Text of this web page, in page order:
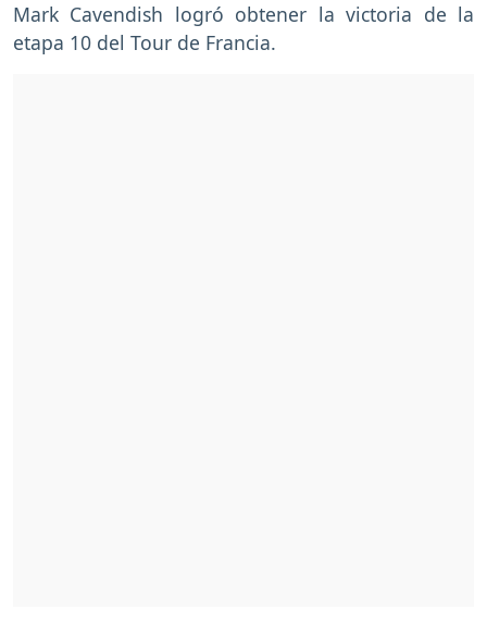
Mark Cavendish logró obtener la victoria de la
etapa 10 del Tour de Francia.